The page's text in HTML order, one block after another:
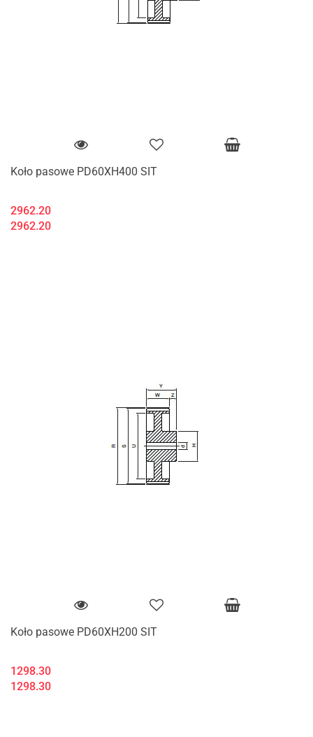
Koło pasowe PD60XH400 SIT
2962.20
2962.20
Koło pasowe PD60XH200 SIT
1298.30
1298.30